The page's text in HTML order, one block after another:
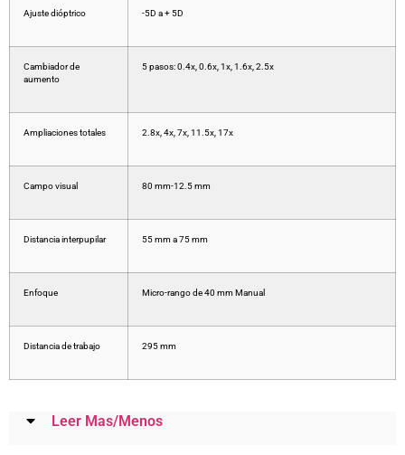
Ajuste dióptrico -5D a + 5D
Cambiador de
aumento
5 pasos: 0.4x, 0.6x, 1x, 1.6x, 2.5x
Ampliaciones totales 2.8x, 4x, 7x, 11.5x, 17x
Campo visual 80 mm-12.5 mm
Distancia interpupilar 55 mm a 75 mm
Enfoque Micro-rango de 40 mm Manual
Distancia de trabajo 295 mm
Leer Mas/Menos